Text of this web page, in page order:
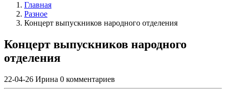
Главная
Разное
Концерт выпускников народного отделения
Концерт выпускников народного
отделения
22-04-26 Ирина 0 комментариев